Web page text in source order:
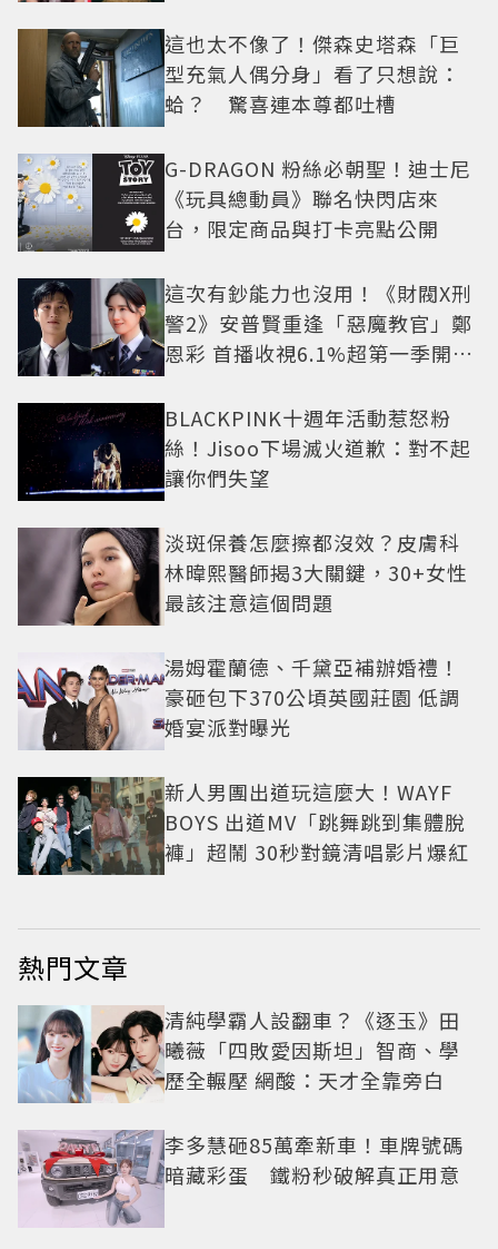
這也太不像了！傑森史塔森「巨
型充氣人偶分身」看了只想說：
蛤？ 驚喜連本尊都吐槽
G-DRAGON 粉絲必朝聖！迪士尼
《玩具總動員》聯名快閃店來
台，限定商品與打卡亮點公開
這次有鈔能力也沒用！《財閥X刑
警2》安普賢重逢「惡魔教官」鄭
恩彩 首播收視6.1%超第一季開紅
BLACKPINK十週年活動惹怒粉
絲！Jisoo下場滅火道歉：對不起
讓你們失望
淡斑保養怎麼擦都沒效？皮膚科
林暐熙醫師揭3大關鍵，30+女性
最該注意這個問題
湯姆霍蘭德、千黛亞補辦婚禮！
豪砸包下370公頃英國莊園 低調
婚宴派對曝光
新人男團出道玩這麼大！WAYF
BOYS 出道MV「跳舞跳到集體脫
褲」超鬧 30秒對鏡清唱影片爆紅
熱門文章
清純學霸人設翻車？《逐玉》田
曦薇「四敗愛因斯坦」智商、學
歷全輾壓 網酸：天才全靠旁白
李多慧砸85萬牽新車！車牌號碼
暗藏彩蛋 鐵粉秒破解真正用意